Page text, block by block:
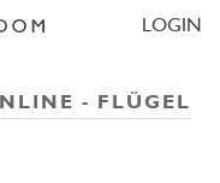
LOGIN
- FLÜGEL